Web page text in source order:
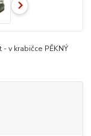
v krabičce PĚKNÝ